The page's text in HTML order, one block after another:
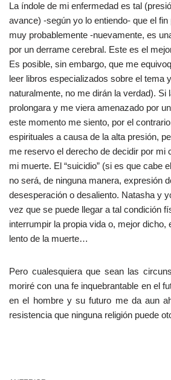
La índole de mi enfermedad es tal
avance) -según yo lo entiendo- que el fin
muy probablemente -nuevamente, es
por un derrame cerebral. Este es el
Es posible, sin embargo, que me
leer libros especializados sobre el tema
naturalmente, no me dirán la verdad). Si
prolongara y me viera amenazado por
este momento me siento, por el
espirituales a causa de la alta presión,
me reservo el derecho de decidir por mi
mi muerte. El “suicidio” (si es que cabe
no será, de ninguna manera, expresión
desesperación o desaliento. Natasha y
vez que se puede llegar a tal condición
interrumpir la propia vida o, mejor dicho,
lento de la muerte…
Pero cualesquiera que sean las
moriré con una fe inquebrantable en el
en el hombre y su futuro me da aun
resistencia que ninguna religión puede